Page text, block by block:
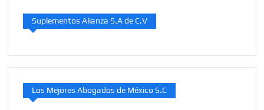
Suplementos Alianza S.A de C.V
Los Mejores Abogados de México S.C